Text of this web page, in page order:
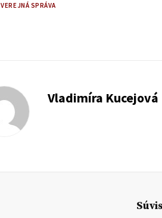
VEREJNÁ SPRÁVA
Vladimíra Kucejová